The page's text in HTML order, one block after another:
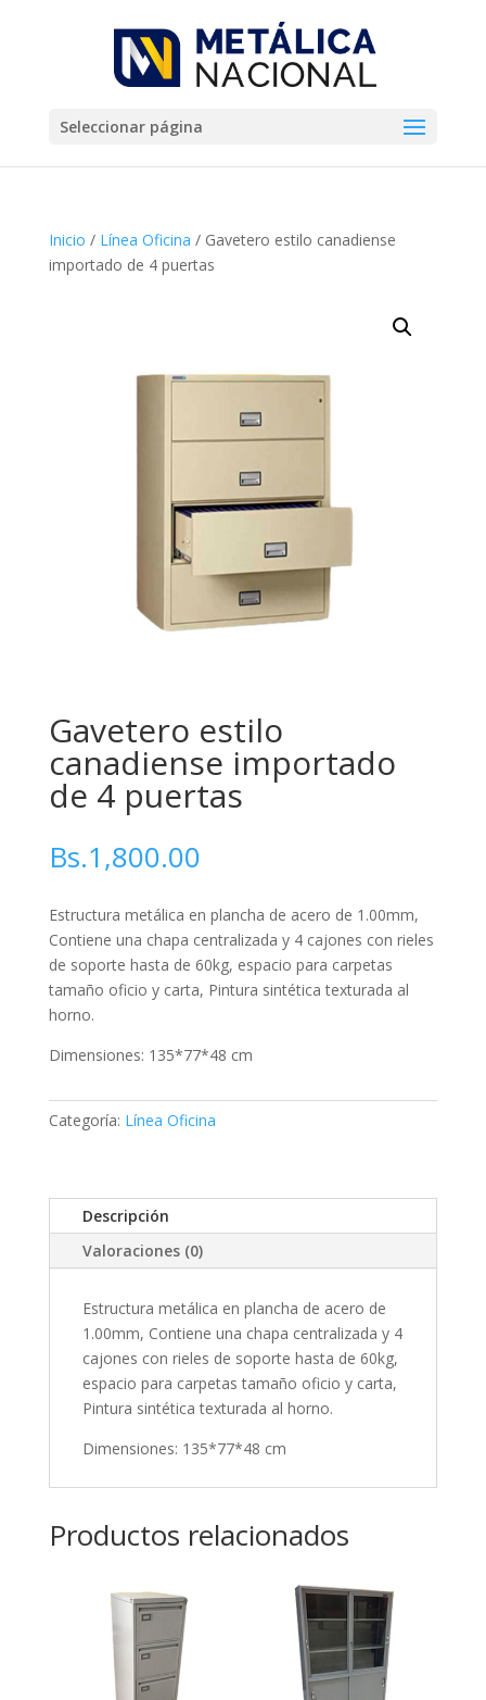
Seleccionar página
Inicio / Línea Oficina / Gavetero estilo canadiense
importado de 4 puertas
Gavetero estilo
canadiense importado
de 4 puertas
Bs.1,800.00
Estructura metálica en plancha de acero de 1.00mm,
Contiene una chapa centralizada y 4 cajones con rieles
de soporte hasta de 60kg, espacio para carpetas
tamaño oficio y carta, Pintura sintética texturada al
horno.
Dimensiones: 135*77*48 cm
Categoría: Línea Oficina
Descripción
Valoraciones (0)
Estructura metálica en plancha de acero de
1.00mm, Contiene una chapa centralizada y 4
cajones con rieles de soporte hasta de 60kg,
espacio para carpetas tamaño oficio y carta,
Pintura sintética texturada al horno.
Dimensiones: 135*77*48 cm
Productos relacionados